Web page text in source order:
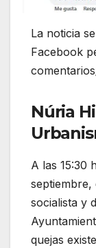
La noticia
Facebook
Núria
A las 15:30
septiembre,
socialista y
quejas